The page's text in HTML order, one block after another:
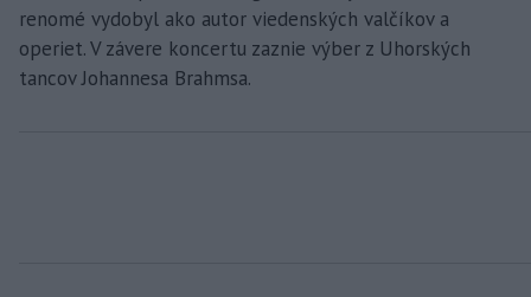
renomé vydobyl ako autor viedenských valčíkov a
operiet. V závere koncertu zaznie výber z Uhorských
tancov Johannesa Brahmsa.